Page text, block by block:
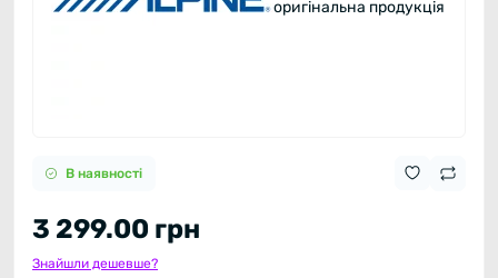
оригінальна продукція
В наявності
3 299.00 грн
Знайшли дешевше?